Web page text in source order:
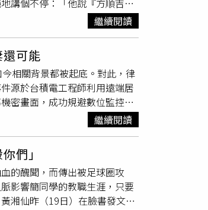
元台幣），同樣大小的牛排
軍軍官的Sunny聽到台灣過去
若有機會，很想親自體驗一下
講個不停：「他說『方順吉大
』，他講得頭頭是道，對方就
後還一直追問我『方大哥，設
方順吉，好笑吧』！」依依和
想到，只覺得我們好像有點火
電話時正在他家，我們已經在
錄影那天，我還想說要怎麼
，他太會演了，他真的演得完
不知道。」依依則甜回：「我
說要多照顧你』，我就有幸福
在巴士裡輪流下來被我們問
見笑轉生氣，直接拿武器要
不住氣喊：「你騙了我的童
車子蓋黑布而已。」更多精彩
節目內幕，忍不住爆氣。（圖
繼續閱讀
可能
相關背景都被起底。對此，律
源於台積電工程師利用遠端居
密畫面，成功規避數位監控系
群律師直言，3個台積電洩密
有小孩，太太也有正當職業。
改用「分別財產制」，債務
配請求權，這時候就會產生
後來修法，債權人不得再向法
代位行使，以根除不合理情
繼續閱讀
們」
的醜聞，而傳出被足球圈攻
影響簡同學的教職生涯，只要
湘仙昨（19日）在臉書發文